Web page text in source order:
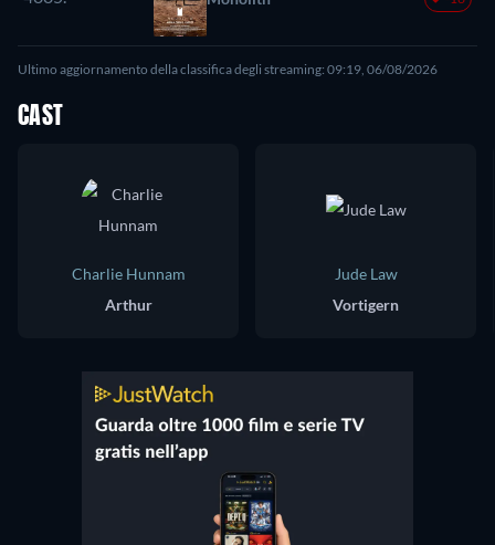
Ultimo aggiornamento della classifica degli streaming: 09:19, 06/08/2026
CAST
Charlie Hunnam
Arthur
Jude Law
Vortigern